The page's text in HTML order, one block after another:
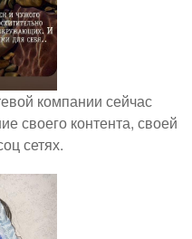
компании сейчас
своего контента, своей
сетях.